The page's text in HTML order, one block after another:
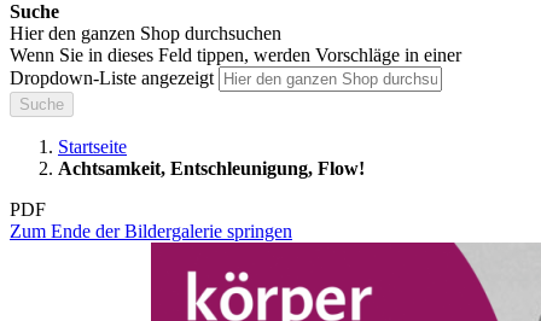
Suche
Hier den ganzen Shop durchsuchen
Wenn Sie in dieses Feld tippen, werden Vorschläge in einer
Dropdown-Liste angezeigt
Suche
Startseite
Achtsamkeit, Entschleunigung, Flow!
PDF
Zum Ende der Bildergalerie springen